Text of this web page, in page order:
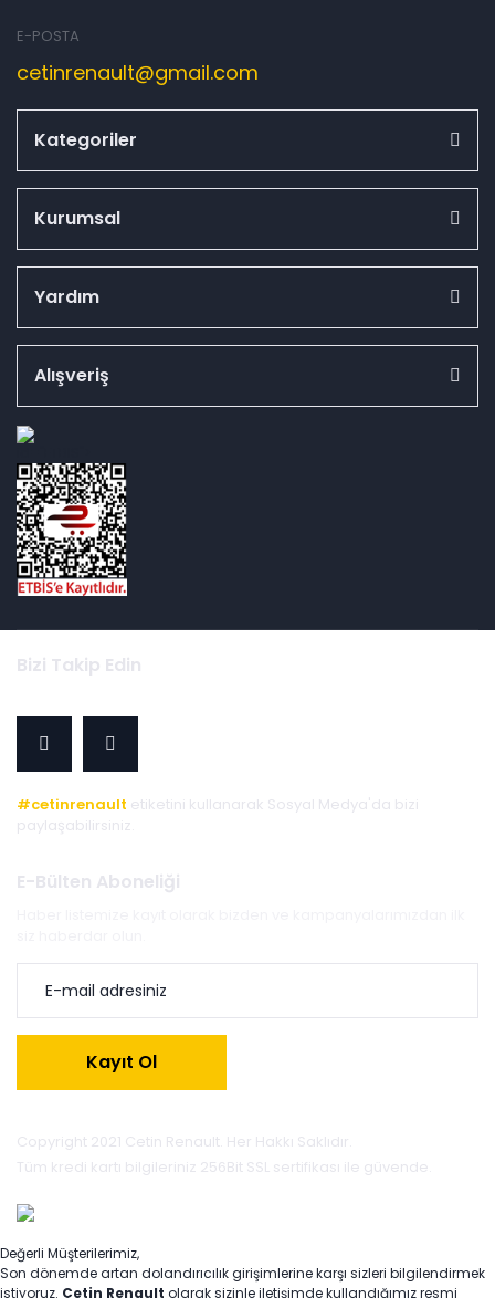
E-POSTA
cetinrenault@gmail.com
Kategoriler
Kurumsal
Yardım
Alışveriş
Bizi Takip Edin
#cetinrenault etiketini kullanarak Sosyal Medya'da bizi
paylaşabilirsiniz.
E-Bülten Aboneliği
Kayıt Ol
Copyright 2021 Cetin Renault. Her Hakkı Saklıdır.
Tüm kredi kartı bilgileriniz 256Bit SSL sertifikası ile güvende.
Değerli Müşterilerimiz,
Son dönemde artan dolandırıcılık girişimlerine karşı sizleri bilgilendirmek
istiyoruz. Çetin Renault olarak sizinle iletişimde kullandığımız resmi